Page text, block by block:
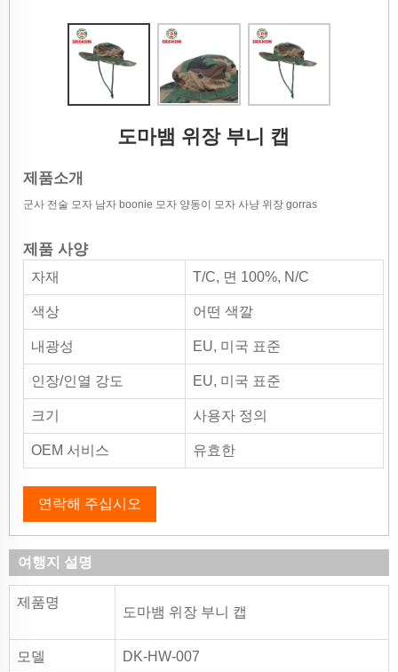
도마뱀 위장 부니 캡
제품소개
군사 전술 모자 남자 boonie 모자 양동이 모자 사냥 위장 gorras
제품 사양
자재 T/C, 면 100%, N/C
색상 어떤 색깔
내광성 EU, 미국 표준
인장/인열 강도 EU, 미국 표준
크기 사용자 정의
OEM 서비스 유효한
연락해 주십시오
여행지 설명
제품명
도마뱀 위장 부니 캡
모델 DK-HW-007